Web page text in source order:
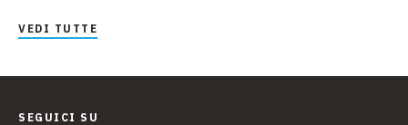
VEDI TUTTE
SEGUICI SU